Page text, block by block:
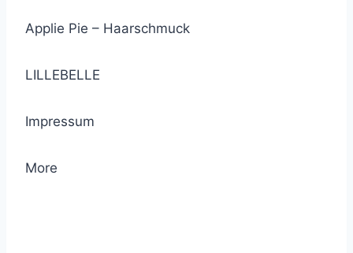
Applie Pie – Haarschmuck
LILLEBELLE
Impressum
More